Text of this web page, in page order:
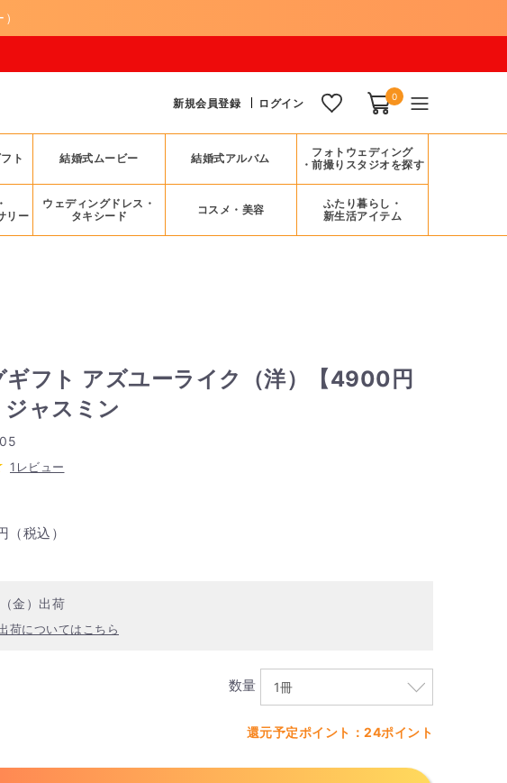
新規会員登録 ログイン 0
ト 結婚式ムービー 結婚式アルバム
フォトウェディング
・前撮りスタジオを探す
リー
ウェディングドレス・
タキシード
コスメ・美容
ふたり暮らし・
新生活アイテム
ギフト アズユーライク（洋）【4900円
ジャスミン
1レビュー
（税込）
金）出荷
荷についてはこちら
数量
還元予定ポイント：24ポイント